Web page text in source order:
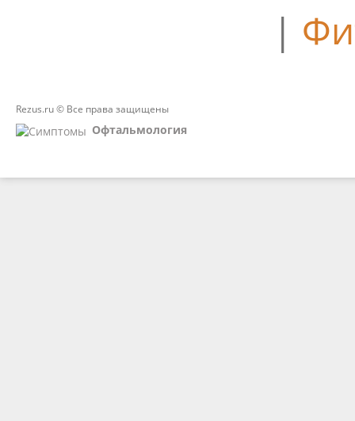
|
Rezus.ru © Все права защищены
Офтальмология